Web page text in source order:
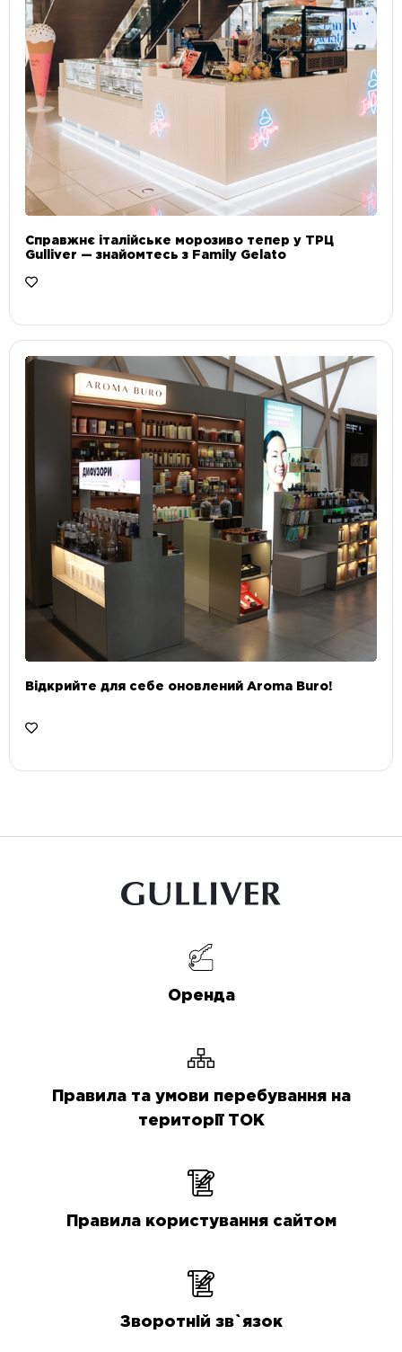
Справжнє італійське морозиво тепер у ТРЦ
Gulliver — знайомтесь з Family Gelato
Відкрийте для себе оновлений Aroma Buro! ⠀
Оренда
Правила та умови перебування на
території ТОК
Правила користування сайтом
Зворотній зв`язок